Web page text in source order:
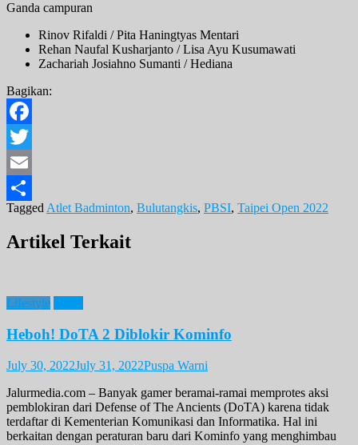
Ganda campuran
Rinov Rifaldi / Pita Haningtyas Mentari
Rehan Naufal Kusharjanto / Lisa Ayu Kusumawati
Zachariah Josiahno Sumanti / Hediana
Bagikan:
Facebook
Twitter
Email
Share
Tagged Atlet Badminton, Bulutangkis, PBSI, Taipei Open 2022
Artikel Terkait
Lifestyle
Heboh! DoTA 2 Diblokir Kominfo
July 30, 2022July 31, 2022Puspa Warni
Jalurmedia.com – Banyak gamer beramai-ramai memprotes aksi
pemblokiran dari Defense of The Ancients (DoTA) karena tidak
terdaftar di Kementerian Komunikasi dan Informatika. Hal ini
berkaitan dengan peraturan baru dari Kominfo yang menghimbau